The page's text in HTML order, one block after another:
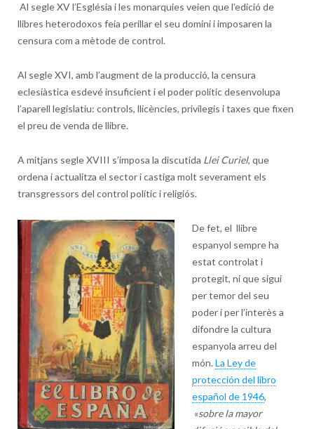
Al segle XV l’Església i les monarquies veien que l’edició de
llibres heterodoxos feia perillar el seu domini i imposaren la
censura com a mètode de control.
Al segle XVI, amb l’augment de la producció, la censura
eclesiàstica esdevé insuficient i el poder polític desenvolupa
l’aparell legislatiu: controls, llicències, privilegis i taxes que fixen
el preu de venda de llibre.
A mitjans segle XVIII s’imposa la discutida Llei Curiel, que
ordena i actualitza el sector i castiga molt severament els
transgressors del control polític i religiós.
De fet, el llibre
espanyol sempre ha
estat controlat i
protegit, ni que sigui
per temor del seu
poder i per l’interès a
difondre la cultura
espanyola arreu del
món. La Ley de
protección del libro
español de 1946,
«sobre la mayor